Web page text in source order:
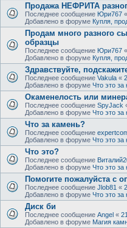
Продажа НЕФРИТА
Последнее сообщение Юри767 «
Добавлено в форуме Купля,
Продам много разного
образцы
Последнее сообщение Юри767 «
Добавлено в форуме Купля,
Здравствуйте,
Последнее сообщение Vakula «
Добавлено в форуме Что это
Окаменелость или
Последнее сообщение SpyJack
Добавлено в форуме Что это
Что за камень?
Последнее сообщение
Добавлено в форуме Что это
Что это?
Последнее сообщение
Добавлено в форуме Что это
Помогите пожалуйста с
Последнее сообщение Jlob81 «
Добавлено в форуме Что это
Диск би
Последнее сообщение Angel «
Добавлено в форуме Магия